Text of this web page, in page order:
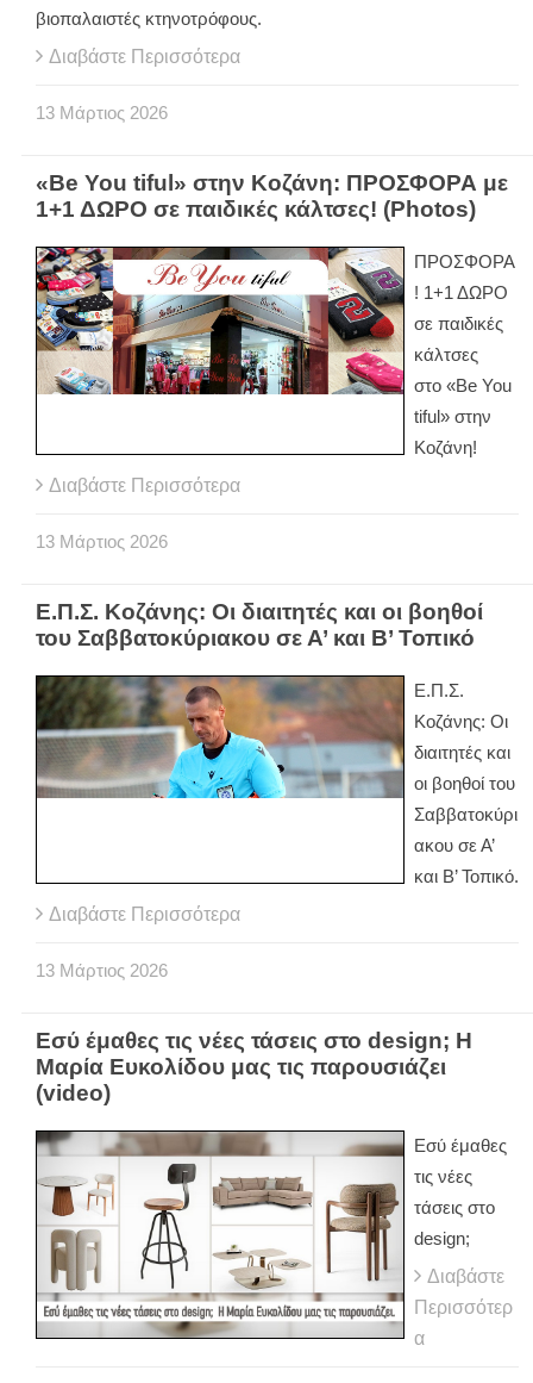
βιοπαλαιστές κτηνοτρόφους.
Διαβάστε Περισσότερα
13 Μάρτιος 2026
«Be You tiful» στην Κοζάνη: ΠΡΟΣΦΟΡΑ με
1+1 ΔΩΡΟ σε παιδικές κάλτσες! (Photos)
ΠΡΟΣΦΟΡΑ
! 1+1 ΔΩΡΟ
σε παιδικές
κάλτσες
στο «Be You
tiful» στην
Κοζάνη!
Διαβάστε Περισσότερα
13 Μάρτιος 2026
Ε.Π.Σ. Κοζάνης: Οι διαιτητές και οι βοηθοί
του Σαββατοκύριακου σε Α’ και Β’ Τοπικό
Ε.Π.Σ.
Κοζάνης: Οι
διαιτητές και
οι βοηθοί του
Σαββατοκύρι
ακου σε Α’
και Β’ Τοπικό.
Διαβάστε Περισσότερα
13 Μάρτιος 2026
Εσύ έμαθες τις νέες τάσεις στο design; Η
Μαρία Ευκολίδου μας τις παρουσιάζει
(video)
Εσύ έμαθες
τις νέες
τάσεις στο
design;
Διαβάστε
Περισσότερ
α